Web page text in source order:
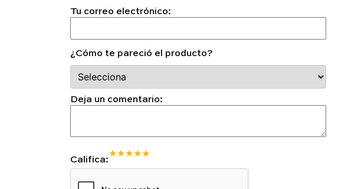
Tu correo electrónico:
¿Cómo te pareció el producto?
Deja un comentario:
Califica:
★
★
★
★
★